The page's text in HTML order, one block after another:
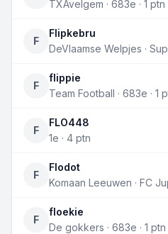
TXAvelgem · 683e · 1 ptn
F
Flipkebru
F
flippie
Team Football · 683e · 1
F
FLO448
1e · 4 ptn
F
Flodot
Komaan Leeuwen · FC
F
floekie
De gokkers · 683e · 1 ptn